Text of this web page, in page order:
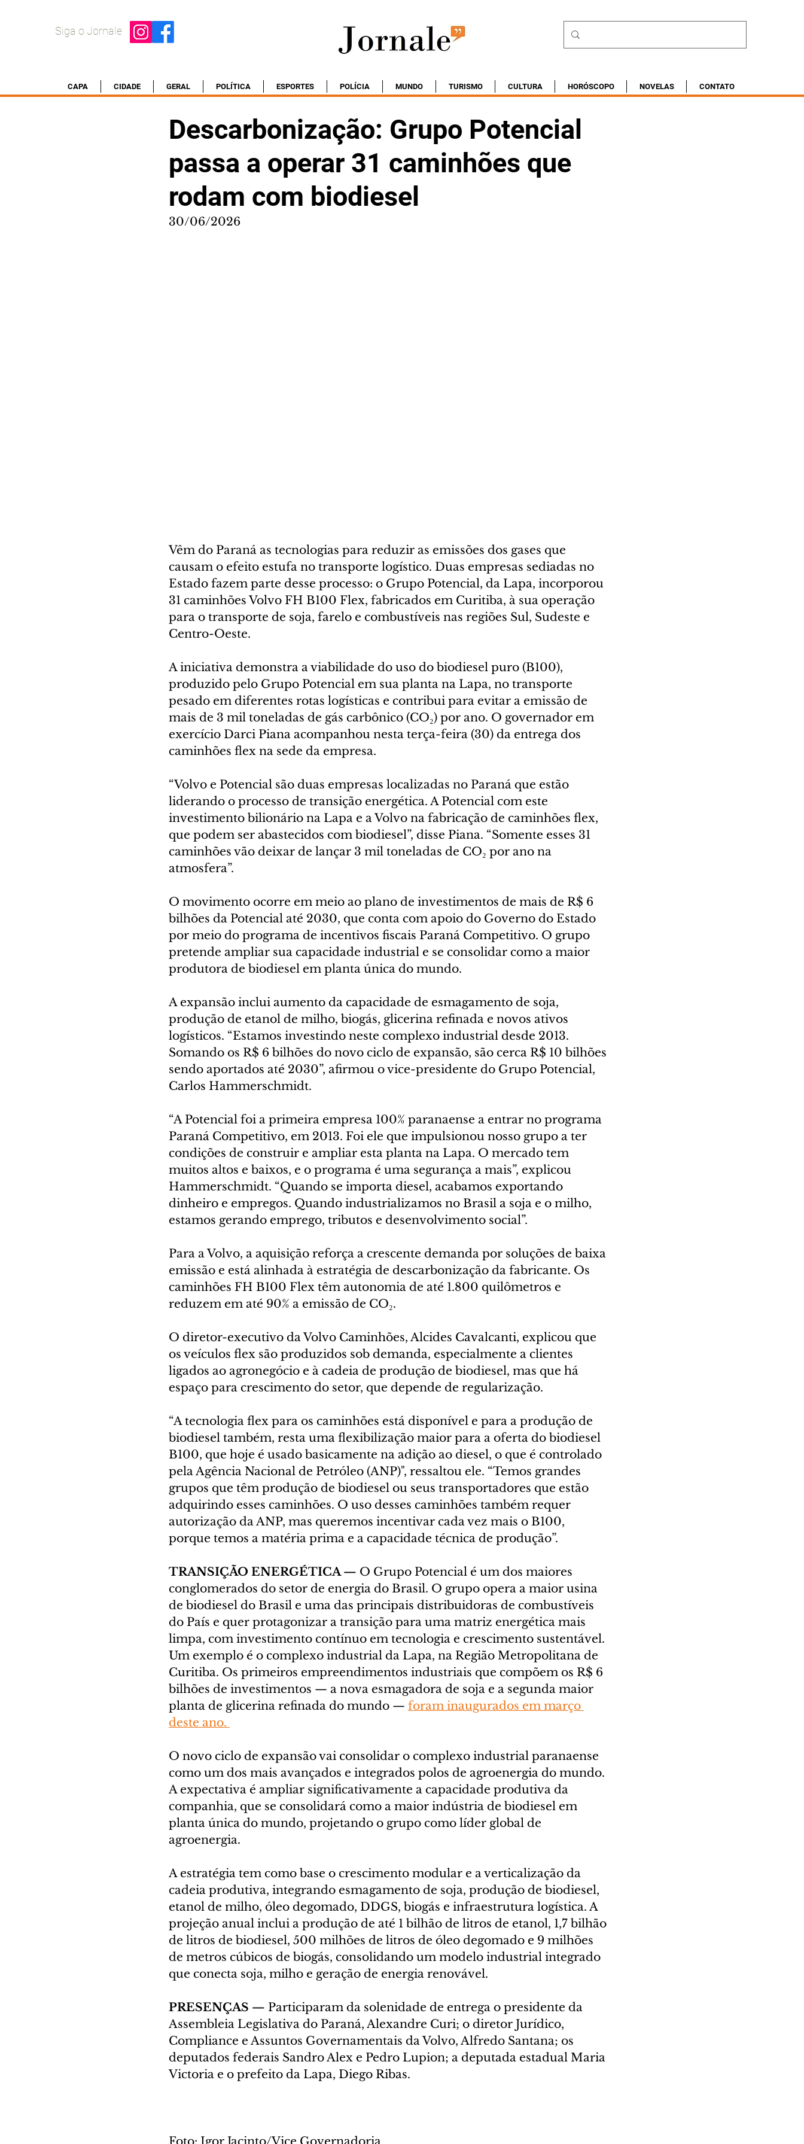
Siga o Jornale
CAPA CIDADE GERAL POLÍTICA ESPORTES POLÍCIA MUNDO TURISMO CULTURA HORÓSCOPO NOVELAS CONTATO
Descarbonização: Grupo Potencial
passa a operar 31 caminhões que
rodam com biodiesel
30/06/2026
Vêm do Paraná as tecnologias para reduzir as emissões dos gases que
causam o efeito estufa no transporte logístico. Duas empresas sediadas no
Estado fazem parte desse processo: o Grupo Potencial, da Lapa, incorporou
31 caminhões Volvo FH B100 Flex, fabricados em Curitiba, à sua operação
para o transporte de soja, farelo e combustíveis nas regiões Sul, Sudeste e
Centro-Oeste.
A iniciativa demonstra a viabilidade do uso do biodiesel puro (B100),
produzido pelo Grupo Potencial em sua planta na Lapa, no transporte
pesado em diferentes rotas logísticas e contribui para evitar a emissão de
mais de 3 mil toneladas de gás carbônico (CO₂) por ano. O governador em
exercício Darci Piana acompanhou nesta terça-feira (30) da entrega dos
caminhões flex na sede da empresa.
“Volvo e Potencial são duas empresas localizadas no Paraná que estão
liderando o processo de transição energética. A Potencial com este
investimento bilionário na Lapa e a Volvo na fabricação de caminhões flex,
que podem ser abastecidos com biodiesel”, disse Piana. “Somente esses 31
caminhões vão deixar de lançar 3 mil toneladas de CO₂ por ano na
atmosfera”.
O movimento ocorre em meio ao plano de investimentos de mais de R$ 6
bilhões da Potencial até 2030, que conta com apoio do Governo do Estado
por meio do programa de incentivos fiscais Paraná Competitivo. O grupo
pretende ampliar sua capacidade industrial e se consolidar como a maior
produtora de biodiesel em planta única do mundo.
A expansão inclui aumento da capacidade de esmagamento de soja,
produção de etanol de milho, biogás, glicerina refinada e novos ativos
logísticos. “Estamos investindo neste complexo industrial desde 2013.
Somando os R$ 6 bilhões do novo ciclo de expansão, são cerca R$ 10 bilhões
sendo aportados até 2030”, afirmou o vice-presidente do Grupo Potencial,
Carlos Hammerschmidt.
“A Potencial foi a primeira empresa 100% paranaense a entrar no programa
Paraná Competitivo, em 2013. Foi ele que impulsionou nosso grupo a ter
condições de construir e ampliar esta planta na Lapa. O mercado tem
muitos altos e baixos, e o programa é uma segurança a mais”, explicou
Hammerschmidt. “Quando se importa diesel, acabamos exportando
dinheiro e empregos. Quando industrializamos no Brasil a soja e o milho,
estamos gerando emprego, tributos e desenvolvimento social”.
Para a Volvo, a aquisição reforça a crescente demanda por soluções de baixa
emissão e está alinhada à estratégia de descarbonização da fabricante. Os
caminhões FH B100 Flex têm autonomia de até 1.800 quilômetros e
reduzem em até 90% a emissão de CO₂.
O diretor-executivo da Volvo Caminhões, Alcides Cavalcanti, explicou que
os veículos flex são produzidos sob demanda, especialmente a clientes
ligados ao agronegócio e à cadeia de produção de biodiesel, mas que há
espaço para crescimento do setor, que depende de regularização.
“A tecnologia flex para os caminhões está disponível e para a produção de
biodiesel também, resta uma flexibilização maior para a oferta do biodiesel
B100, que hoje é usado basicamente na adição ao diesel, o que é controlado
pela Agência Nacional de Petróleo (ANP)", ressaltou ele. “Temos grandes
grupos que têm produção de biodiesel ou seus transportadores que estão
adquirindo esses caminhões. O uso desses caminhões também requer
autorização da ANP, mas queremos incentivar cada vez mais o B100,
porque temos a matéria prima e a capacidade técnica de produção”.
TRANSIÇÃO ENERGÉTICA — O Grupo Potencial é um dos maiores
conglomerados do setor de energia do Brasil. O grupo opera a maior usina
de biodiesel do Brasil e uma das principais distribuidoras de combustíveis
do País e quer protagonizar a transição para uma matriz energética mais
limpa, com investimento contínuo em tecnologia e crescimento sustentável.
Um exemplo é o complexo industrial da Lapa, na Região Metropolitana de
Curitiba. Os primeiros empreendimentos industriais que compõem os R$ 6
bilhões de investimentos — a nova esmagadora de soja e a segunda maior
planta de glicerina refinada do mundo — foram inaugurados em março
deste ano.
O novo ciclo de expansão vai consolidar o complexo industrial paranaense
como um dos mais avançados e integrados polos de agroenergia do mundo.
A expectativa é ampliar significativamente a capacidade produtiva da
companhia, que se consolidará como a maior indústria de biodiesel em
planta única do mundo, projetando o grupo como líder global de
agroenergia.
A estratégia tem como base o crescimento modular e a verticalização da
cadeia produtiva, integrando esmagamento de soja, produção de biodiesel,
etanol de milho, óleo degomado, DDGS, biogás e infraestrutura logística. A
projeção anual inclui a produção de até 1 bilhão de litros de etanol, 1,7 bilhão
de litros de biodiesel, 500 milhões de litros de óleo degomado e 9 milhões
de metros cúbicos de biogás, consolidando um modelo industrial integrado
que conecta soja, milho e geração de energia renovável.
PRESENÇAS — Participaram da solenidade de entrega o presidente da
Assembleia Legislativa do Paraná, Alexandre Curi; o diretor Jurídico,
Compliance e Assuntos Governamentais da Volvo, Alfredo Santana; os
deputados federais Sandro Alex e Pedro Lupion; a deputada estadual Maria
Victoria e o prefeito da Lapa, Diego Ribas.